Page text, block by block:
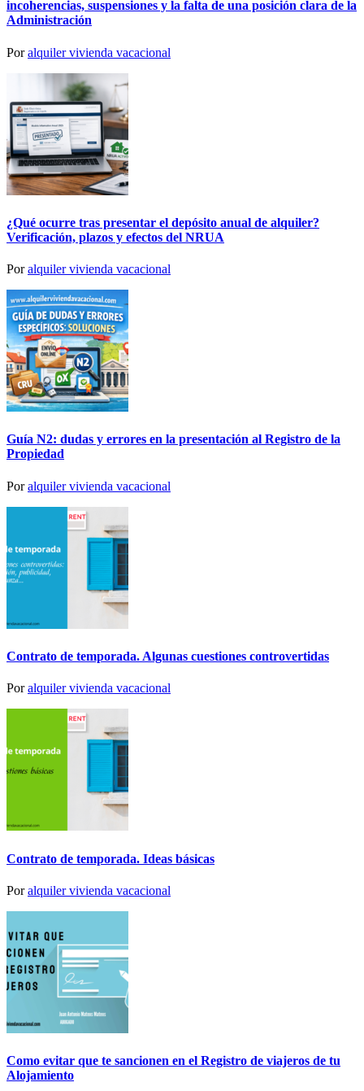
incoherencias, suspensiones y la falta de una posición clara de la
Administración
Poralquiler vivienda vacacional
¿Qué ocurre tras presentar el depósito anual de alquiler?
Verificación, plazos y efectos del NRUA
Poralquiler vivienda vacacional
Guía N2: dudas y errores en la presentación al Registro de la
Propiedad
Poralquiler vivienda vacacional
Contrato de temporada. Algunas cuestiones controvertidas
Poralquiler vivienda vacacional
Contrato de temporada. Ideas básicas
Poralquiler vivienda vacacional
Como evitar que te sancionen en el Registro de viajeros de tu
Alojamiento